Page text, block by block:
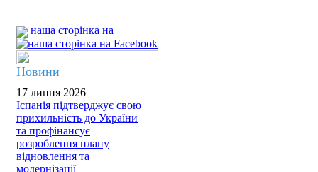
наша сторінка на
Новини
17 липня 2026
Іспанія підтверджує свою
прихильність до України
та профінансує
розроблення плану
відновлення та
модернізації